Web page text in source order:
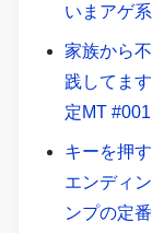
いまアゲ
家族から
践してま
定MT #001
キーを押
エンディ
ンプの定